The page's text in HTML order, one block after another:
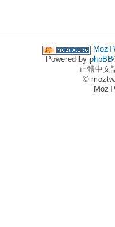
Powered by phpBB
正體中文
©